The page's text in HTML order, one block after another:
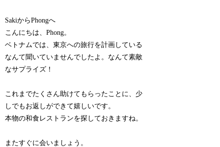
SakiからPhongへ
こんにちは、Phong。
ベトナムでは、東京への旅行を計画している
なんて聞いていませんでしたよ。なんて素敵
なサプライズ！
これまでたくさん助けてもらったことに、少
しでもお返しができて嬉しいです。
本物の和食レストランを探しておきますね。
またすぐに会いましょう。